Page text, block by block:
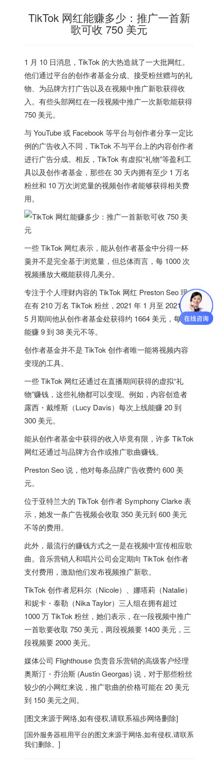
TikTok 网红能赚多少：推广一首新
歌可收 750 美元
1 月 10 日消息，TikTok 的大热造就了一大批网红。
他们通过平台的创作者基金分成、接受粉丝赠与的礼
物、为品牌方打广告以及在视频中推广新歌获得收
入。 有些头部网红在一段视频中推广一次新歌能获得
750 美元。
与 YouTube 或 Facebook 等平台与创作者分享一定比
例的广告收入不同，TikTok 不与平台上的内容创作者
进行广告分成。相反，TikTok 有虚拟“礼物”等盈利工
具以及创作者基金，那些在 30 天内拥有至少 1 万名
粉丝和 10 万次浏览量的视频创作者能够获得相关费
用。
一些 TikTok 网红表示，能从创作者基金中分得一杯
羹并不是完全基于浏览量，但总体而言， 每 1000 次
视频播放大概能获得几美分。
专注于个人理财内容的 TikTok 网红 Preston Seo 现
在有 210 万名 TikTok 粉丝，2021 年 1 月至 2021 年
5 月期间他从创作者基金处获得约 1664 美元，每天
能赚 9 到 38 美元不等。
创作者基金并不是 TikTok 创作者唯一能将视频内容
变现的工具。
一些 TikTok 网红还通过在直播期间获得的虚拟“礼
物”赚钱，这些礼物都可以变现。例如，内容创造者
露西・戴维斯（Lucy Davis）每次上线能赚 20 到
300 美元。
能从创作者基金中获得的收入毕竟有限，许多 TikTok
网红还通过与品牌方合作或推广歌曲赚钱。
Preston Seo 说，他对每条品牌广告收费约 600 美
元。
位于亚特兰大的 TikTok 创作者 Symphony Clarke 表
示，她发一条广告视频会收取 350 美元到 600 美元
不等的费用。
此外，最流行的赚钱方式之一是在视频中宣传相应歌
曲。音乐营销人和唱片公司会定期向 TikTok 创作者
支付费用，激励他们发布视频推广新歌。
TikTok 创作者尼科尔（Nicole）、娜塔莉（Natalie）
和妮卡・泰勒（Nika Taylor）三人组在拥有超过
1000 万 TikTok 粉丝，她们表示，在一段视频中推广
一首歌要收取 750 美元，两段视频要 1400 美元，三
段视频要 2000 美元。
媒体公司 Flighthouse 负责音乐营销的高级客户经理
奥斯汀・乔治斯 (Austin Georgas) 说，对于那些粉丝
较少的小网红来说，推广歌曲的价格可能在 20 美元
到 150 美元之间。
[图文来源于网络,如有侵权,请联系福步网络删除]
[国外服务器租用平台的图文来源于网络,如有侵权,请联系
我们删除。]